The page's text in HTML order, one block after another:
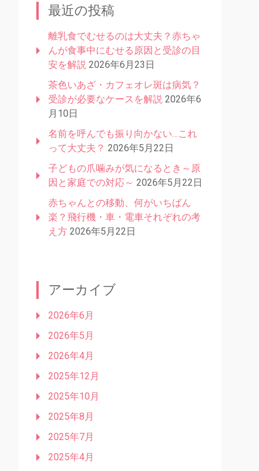
最近の投稿
離乳食でむせるのは大丈夫？赤ちゃ
んが食事中にむせる原因と受診の目
安を解説 2026年6月23日
茶色いあざ・カフェオレ斑は病気？
受診が必要なケースを解説 2026年6
月10日
名前を呼んでも振り向かない…これ
って大丈夫？ 2026年5月22日
子どもの爪噛みが気になるとき～原
因と家庭での対応～ 2026年5月22日
赤ちゃんとの移動、何がいちばん
楽？飛行機・車・電車それぞれの考
え方 2026年5月22日
アーカイブ
2026年6月
2026年5月
2026年4月
2025年12月
2025年10月
2025年8月
2025年7月
2025年4月